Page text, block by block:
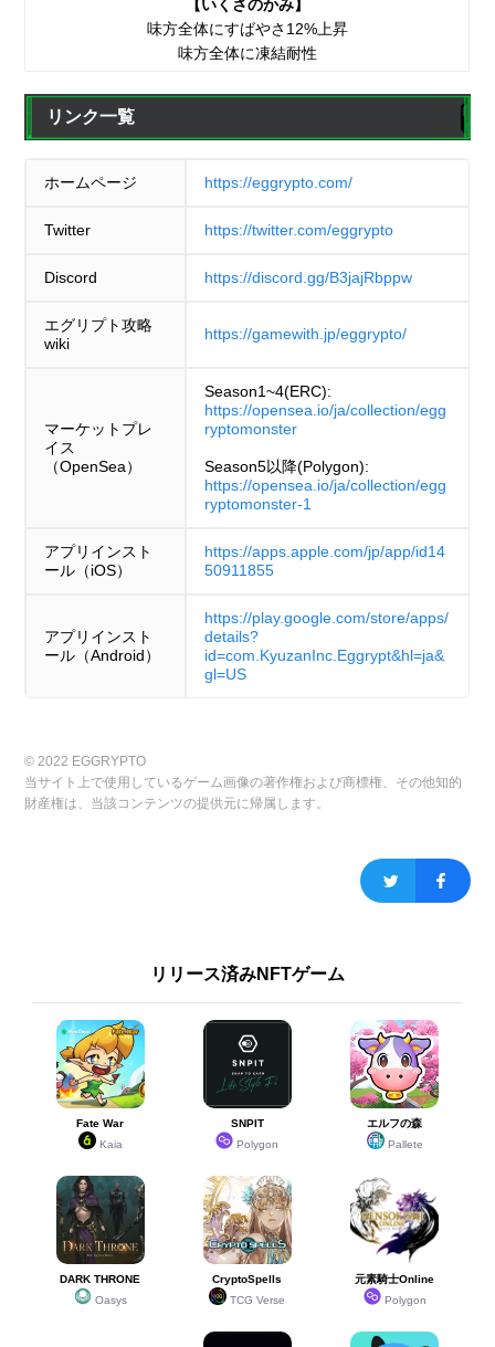
【いくさのかみ】
味方全体にすばやさ12%上昇
味方全体に凍結耐性
リンク一覧
ホームページ https://eggrypto.com/
Twitter https://twitter.com/eggrypto
Discord https://discord.gg/B3jajRbppw
エグリプト攻略
wiki
https://gamewith.jp/eggrypto/
マーケットプレ
イス
（OpenSea）
Season1~4(ERC):
https://opensea.io/ja/collection/egg
ryptomonster
Season5以降(Polygon):
https://opensea.io/ja/collection/egg
ryptomonster-1
アプリインスト
ール（iOS）
https://apps.apple.com/jp/app/id14
50911855
アプリインスト
ール（Android）
https://play.google.com/store/apps/
details?
id=com.KyuzanInc.Eggrypt&hl=ja&
gl=US
© 2022 EGGRYPTO
当サイト上で使用しているゲーム画像の著作権および商標権、その他知的
財産権は、当該コンテンツの提供元に帰属します。
リリース済みNFTゲーム
Fate War
Kaia
SNPIT
Polygon
エルフの森
Pallete
DARK THRONE
Oasys
CryptoSpells
TCG Verse
元素騎士Online
Polygon